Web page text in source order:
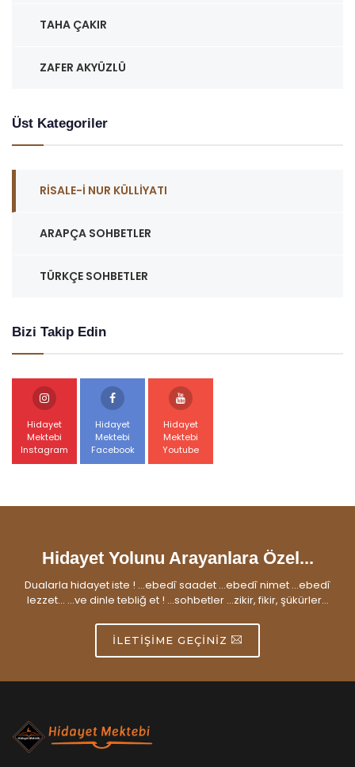
TAHA ÇAKIR
ZAFER AKYÜZLÜ
Üst Kategoriler
RISALE-I NUR KÜLLIYATI
ARAPÇA SOHBETLER
TÜRKÇE SOHBETLER
Bizi Takip Edin
Hidayet
Mektebi
Instagram
Hidayet
Mektebi
Facebook
Hidayet
Mektebi
Youtube
Hidayet Yolunu Arayanlara Özel...
Dualarla hidayet iste ! ...ebedî saadet ...ebedî nimet ...ebedî
lezzet... ...ve dinle tebliğ et ! ...sohbetler ...zikir, fikir, şükürler...
İLETIŞIME GEÇINIZ